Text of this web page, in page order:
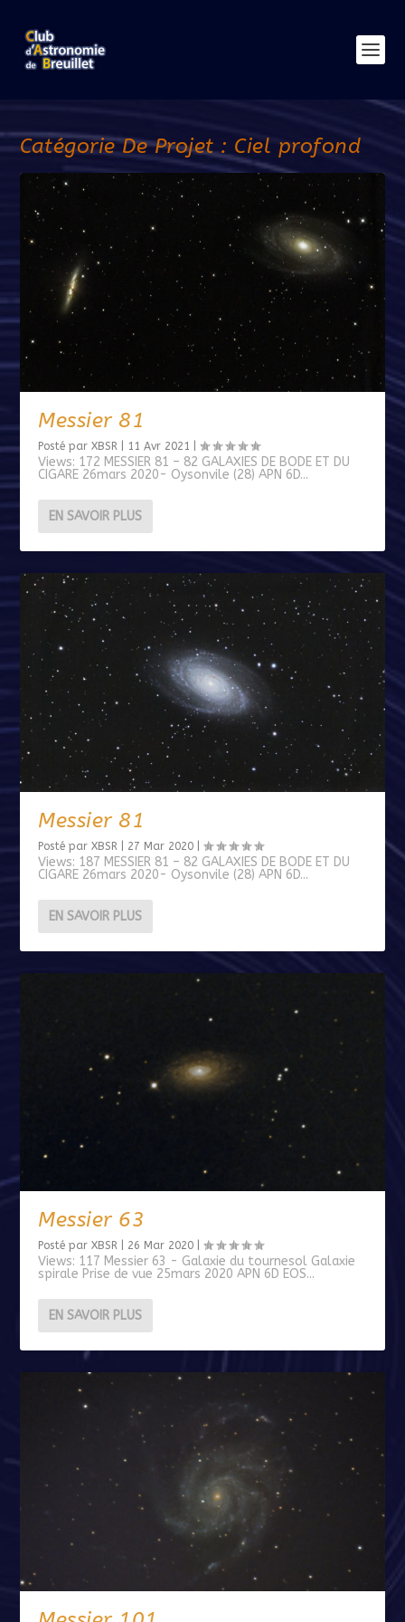
Catégorie De Projet : Ciel profond
Messier 81
Posté parXBSR 11 Avr 2021 |
Views: 172 MESSIER 81 – 82 GALAXIES DE BODE ET DU
CIGARE 26mars 2020- Oysonvile (28) APN 6D...
EN SAVOIR PLUS
Messier 81
Posté parXBSR 27 Mar 2020 |
Views: 187 MESSIER 81 – 82 GALAXIES DE BODE ET DU
CIGARE 26mars 2020- Oysonvile (28) APN 6D...
EN SAVOIR PLUS
Messier 63
Posté parXBSR 26 Mar 2020 |
Views: 117 Messier 63 - Galaxie du tournesol Galaxie
spirale Prise de vue 25mars 2020 APN 6D EOS...
EN SAVOIR PLUS